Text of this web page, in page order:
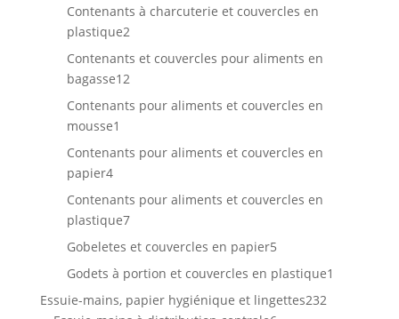
produits
Contenants à charcuterie et couvercles en
plastique22
produits
Contenants et couvercles pour aliments en
bagasse1212
produits
Contenants pour aliments et couvercles en
mousse1
produit
Contenants pour aliments et couvercles en
papier44
produits
Contenants pour aliments et couvercles en
plastique77
produits
Gobeletes et couvercles en papier55
produits
Godets à portion et couvercles en plastique1
Essuie-mains, papier hygiénique et lingettes232232